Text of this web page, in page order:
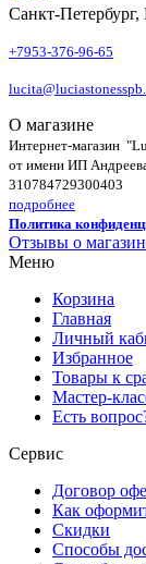
Санкт-Петербург,
+7953-376-96-65
О магазине
Интернет-магазин
от имени ИП
310784729300403
подробнее
Политика
Отзывы о
Меню
Корзина
Главная
Личный
Избранное
Товары к
Мастер-
Есть
Сервис
Договор
Как
Скидки
Способы